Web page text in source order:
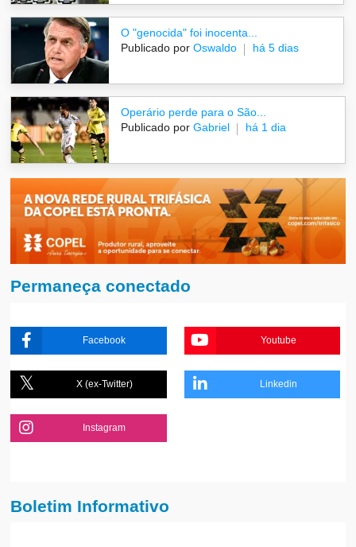
O "genocida" foi inocenta...
Publicado por Oswaldo há 5 dias
Operário perde para o São...
Publicado por Gabriel há 1 dia
Permaneça conectado
Facebook Youtube
X (ex-Twitter) Linkedin
Instagram
Boletim Informativo